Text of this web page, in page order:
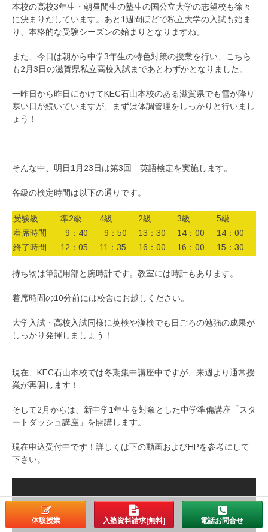
体験授業 入塾資料請求[無料] 電話お問合せ
本校の高校3年生・朝昼間生の塾生の国公立大学の志望校も徐々
に決まりだしています。あと1週間ほどで私立大学の入試も始ま
り、本格的な受験シーズンの始まりとなりますね。
また、今日は朝から中学3年生の特色対策の授業を行い、こちら
も2月3日の滋賀県私立高校入試まであとわずかとなりました。
一昨日から昨日にかけてKEC石山本校のある滋賀県でも雪が降り
寒い日が続いていますが、まずは体調管理をしっかりと行いまし
ょう！
そんな中、明日1月23日は第3回 英語検定を実施します。
各級の検定時間は以下の通りです。
受験級 準2級 4級 2級 3級
5級
着席時間
9：40 9：50 13：30 14：00
14：00
終了時間
12：05 11：35 16：00 16：00 15：30
持ち物は筆記用部と腕時計です。教室には時計もあります。
着席時間の10分前には校舎にお越しください。
大学入試・高校入試同様に英検や漢検でも日ごろの勉強の成果が
しっかり発揮しましょう！
現在、KEC石山本校では冬期集中講座中ですが、来週より通常授
業が再開します！
そして2月からは、新中学1年生を対象とした中学準備講座「スタ
ートダッシュ講座」を開講します。
現在申込受付中です！詳しくは下の動画およびHPを参考にして
下さい。